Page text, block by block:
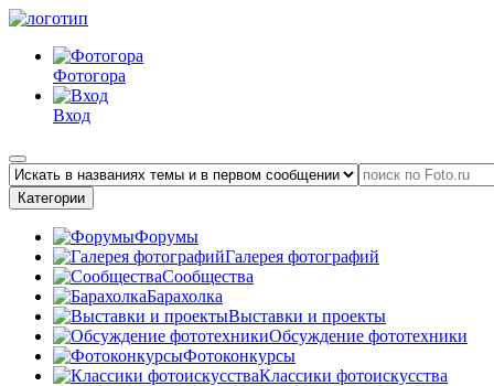
Фотогора
Вход
Категории
Форумы
Галерея фотографий
Сообщества
Барахолка
Выставки и проекты
Обсуждение фототехники
Фотоконкурсы
Классики фотоискусства